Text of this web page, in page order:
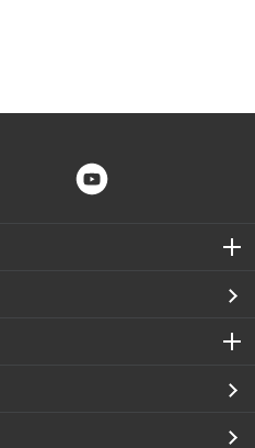
Twitter